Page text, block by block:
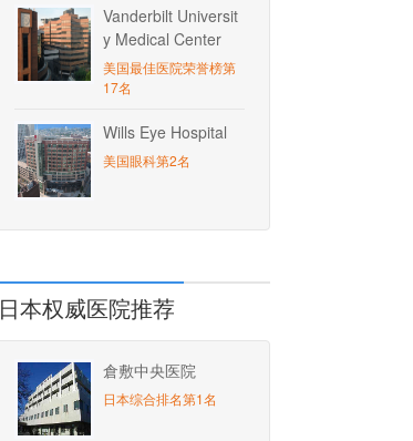
Vanderbilt Universit
y Medical Center
美国最佳医院荣誉榜第
17名
Wills Eye Hospital
美国眼科第2名
日本权威医院推荐
倉敷中央医院
日本综合排名第1名